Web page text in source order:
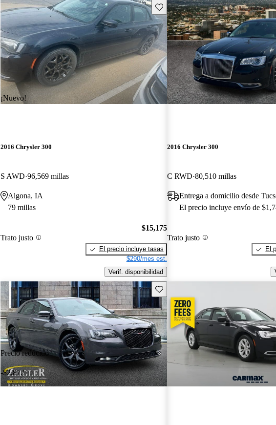
¡Nuevo!
Guarda este Aviso
2016 Chrysler 300
S AWD 96,569 millas
Algona, IA
79 millas
Trato justo
$15,175
El precio incluye tasas
$290/mes est.
Verif. disponibilidad
2016 Chrysler 300
C RWD 80,510 millas
Entrega a domicilio desde
El precio incluye envío de
Trato justo
El
Precio reducido
-$2,872
Guarda este Aviso